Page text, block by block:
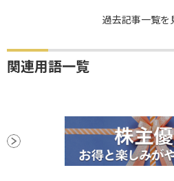
過去記事一覧を
関連用語一覧